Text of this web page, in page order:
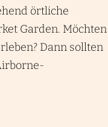
örtliche
Garden. Möchten
Dann sollten